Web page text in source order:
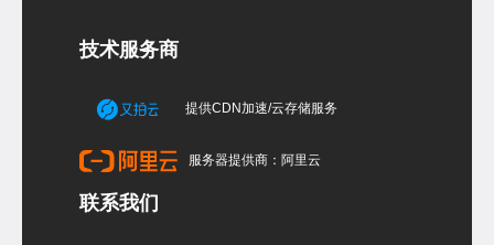
技术服务商
提供CDN加速/云存储服务
服务器提供商：阿里云
联系我们